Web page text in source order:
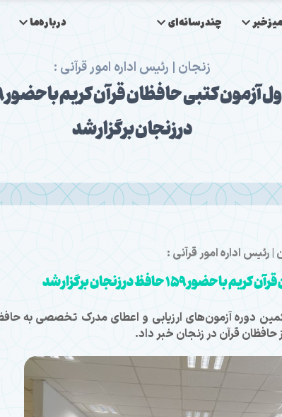
میزخبر چندرسانه‌ای درباره‌ما
زنجان | رئیس اداره امور قرآنی :
در زنجان برگزار شد
| رئیس اداره امور قرآنی :
حافظ در زنجان برگزار شد
دوره آزمون‌های ارزیابی و اعطای مدرک تخصصی به